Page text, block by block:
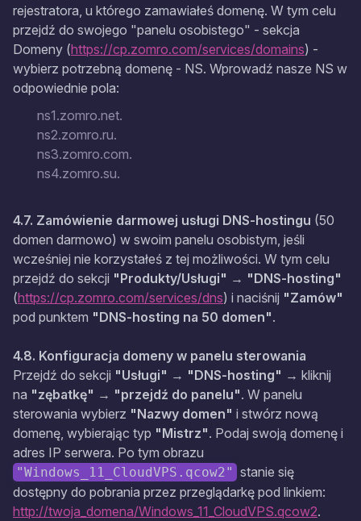
rejestratora, u którego zamawiałeś domenę. W tym celu
przejdź do swojego "panelu osobistego" - sekcja
Domeny (https://cp.zomro.com/services/domains) -
wybierz potrzebną domenę - NS. Wprowadź nasze NS w
odpowiednie pola:
ns1.zomro.net.
ns2.zomro.ru.
ns3.zomro.com.
ns4.zomro.su.
4.7. Zamówienie darmowej usługi DNS-hostingu (50
domen darmowo) w swoim panelu osobistym, jeśli
wcześniej nie korzystałeś z tej możliwości. W tym celu
przejdź do sekcji "Produkty/Usługi" → "DNS-hosting"
(https://cp.zomro.com/services/dns) i naciśnij "Zamów"
pod punktem "DNS-hosting na 50 domen".
4.8. Konfiguracja domeny w panelu sterowania
Przejdź do sekcji "Usługi" → "DNS-hosting" → kliknij
na "zębatkę" → "przejdź do panelu". W panelu
sterowania wybierz "Nazwy domen" i stwórz nową
domenę, wybierając typ "Mistrz". Podaj swoją domenę i
adres IP serwera. Po tym obrazu
"Windows_11_CloudVPS.qcow2" stanie się
dostępny do pobrania przez przeglądarkę pod linkiem:
http://twoja_domena/Windows_11_CloudVPS.qcow2.